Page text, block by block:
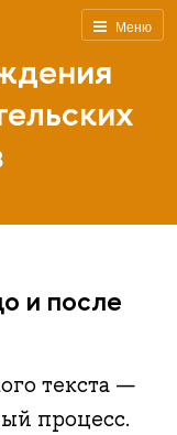
Меню
и после
текста —
процесс.